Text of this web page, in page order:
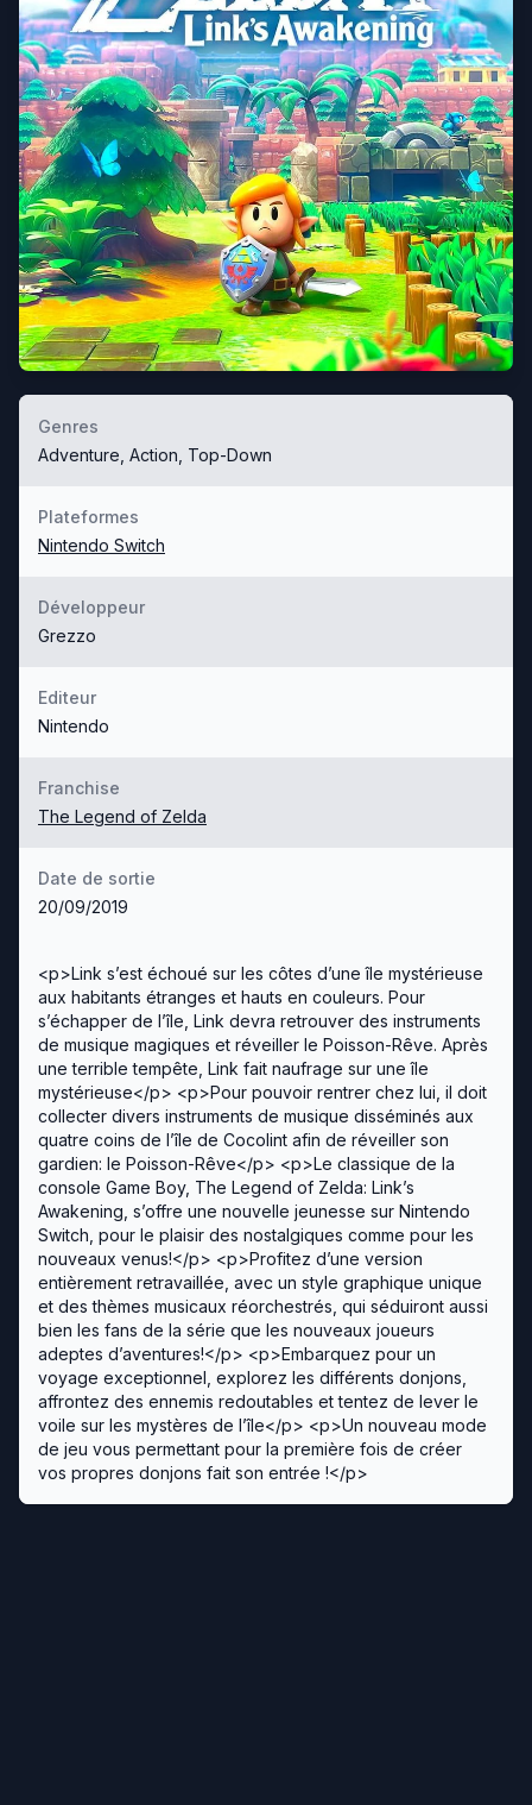
Genres
Adventure, Action, Top-Down
Plateformes
Nintendo Switch
Développeur
Grezzo
Editeur
Nintendo
Franchise
The Legend of Zelda
Date de sortie
20/09/2019
<p>Link s’est échoué sur les côtes d’une île mystérieuse
aux habitants étranges et hauts en couleurs. Pour
s’échapper de l’île, Link devra retrouver des instruments
de musique magiques et réveiller le Poisson-Rêve. Après
une terrible tempête, Link fait naufrage sur une île
mystérieuse</p> <p>Pour pouvoir rentrer chez lui, il doit
collecter divers instruments de musique disséminés aux
quatre coins de l’île de Cocolint afin de réveiller son
gardien: le Poisson-Rêve</p> <p>Le classique de la
console Game Boy, The Legend of Zelda: Link’s
Awakening, s’offre une nouvelle jeunesse sur Nintendo
Switch, pour le plaisir des nostalgiques comme pour les
nouveaux venus!</p> <p>Profitez d’une version
entièrement retravaillée, avec un style graphique unique
et des thèmes musicaux réorchestrés, qui séduiront aussi
bien les fans de la série que les nouveaux joueurs
adeptes d’aventures!</p> <p>Embarquez pour un
voyage exceptionnel, explorez les différents donjons,
affrontez des ennemis redoutables et tentez de lever le
voile sur les mystères de l’île</p> <p>Un nouveau mode
de jeu vous permettant pour la première fois de créer
vos propres donjons fait son entrée !</p>